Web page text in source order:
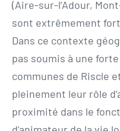
(Aire-sur-l’Adour,
sont extrêmement
Dans ce contexte
pas soumis à une
communes de Riscle
pleinement leur rôle
proximité dans le